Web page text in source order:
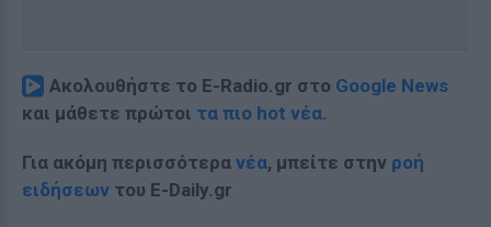
Ακολουθήστε το E-Radio.gr στο Google News
και μάθετε πρώτοι τα πιο hot νέα.
Για ακόμη περισσότερα νέα, μπείτε στην ροή
ειδήσεων του E-Daily.gr